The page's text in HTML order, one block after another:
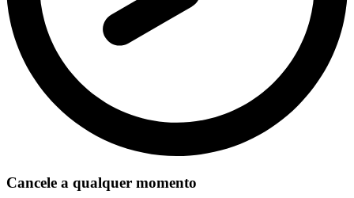
Cancele a qualquer momento